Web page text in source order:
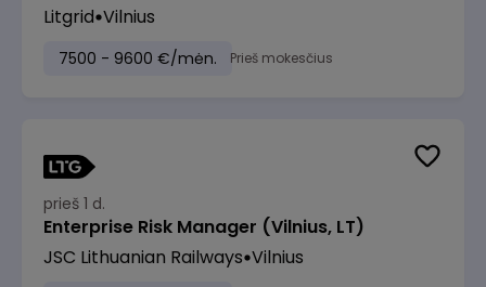
Litgrid Vilnius
7500 - 9600 €/mėn. Prieš mokesčius
prieš 1 d.
Enterprise Risk Manager (Vilnius, LT)
JSC Lithuanian Railways Vilnius